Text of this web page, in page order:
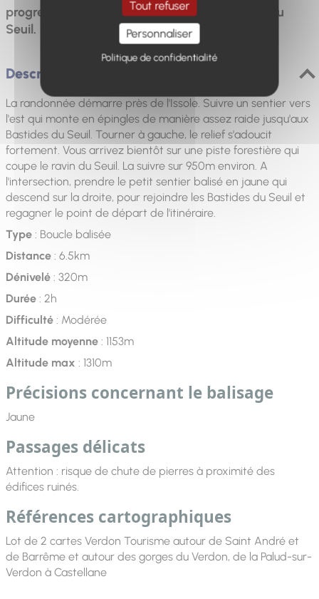
progressivement et en lacet jusqu'au hameau du
Seuil.
Description
La randonnée démarre près de l'Issole. Suivre un sentier vers
l'est qui monte en épingles de manière assez raide jusqu'aux
Bastides du Seuil. Tourner à gauche, le relief s'adoucit
fortement. Vous arrivez bientôt sur une piste forestière qui
coupe le ravin du Seuil. La suivre sur 950m environ. A
l'intersection, prendre le petit sentier balisé en jaune qui
descend sur la droite, pour rejoindre les Bastides du Seuil et
regagner le point de départ de l'itinéraire.
Type: Boucle balisée
Distance: 6.5km
Dénivelé: 320m
Durée: 2h
Difficulté: Modérée
Altitude moyenne: 1153m
Altitude max : 1310m
Précisions concernant le balisage
Jaune
Passages délicats
Attention : risque de chute de pierres à proximité des
édifices ruinés.
Références cartographiques
Lot de 2 cartes Verdon Tourisme autour de Saint André et
de Barrême et autour des gorges du Verdon, de la Palud-sur-
Verdon à Castellane
Tout refuser
Personnaliser
Politique de confidentialité